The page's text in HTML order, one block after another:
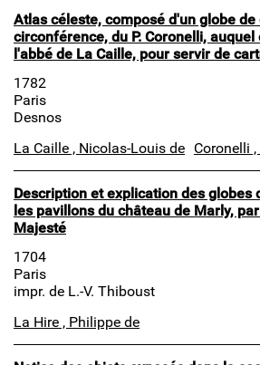
Atlas céleste, composé d'un globe de
circonférence, du P. Coronelli,
l'abbé de La Caille, pour servir de
1782
Paris
Desnos
La Caille , Nicolas-Louis de Coronelli
Description et explication des globes
les pavillons du château de Marly,
Majesté
1704
Paris
impr. de L.-V. Thiboust
La Hire , Philippe de